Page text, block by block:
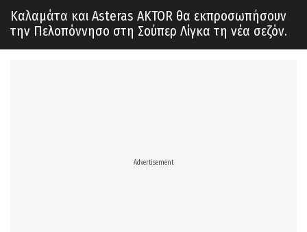
Καλαμάτα και Asteras AKTOR θα εκπροσωπήσουν
την Πελοπόννησο στη Σούπερ Λίγκα τη νέα σεζόν.